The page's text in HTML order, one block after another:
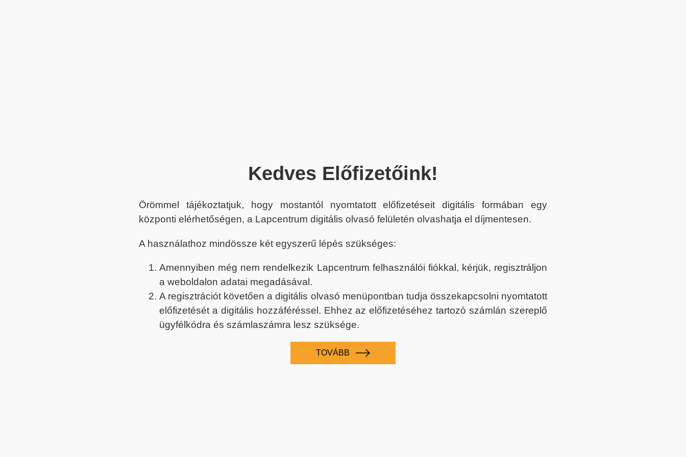
Kedves Előfizetőink!
Örömmel tájékoztatjuk, hogy mostantól nyomtatott előfizetéseit digitális formában egy
központi elérhetőségen, a Lapcentrum digitális olvasó felületén olvashatja el díjmentesen.
A használathoz mindössze két egyszerű lépés szükséges:
Amennyiben még nem rendelkezik Lapcentrum felhasználói fiókkal, kérjük, regisztráljon
a weboldalon adatai megadásával.
A regisztrációt követően a digitális olvasó menüpontban tudja összekapcsolni nyomtatott
előfizetését a digitális hozzáféréssel. Ehhez az előfizetéséhez tartozó számlán szereplő
ügyfélkódra és számlaszámra lesz szüksége.
TOVÁBB